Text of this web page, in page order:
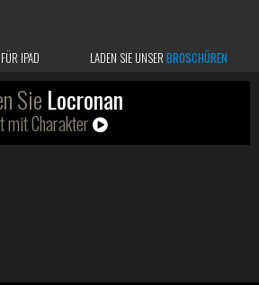
FÜR IPAD LADEN SIE UNSER BROSCHÜREN
Sie Locronan
mit Charakter